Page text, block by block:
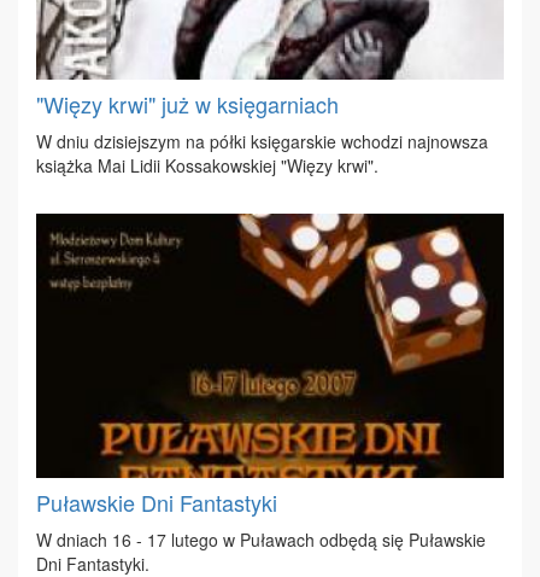
"Więzy krwi" już w księgarniach
W dniu dzi­siej­szym na pół­ki księ­gar­skie wcho­dzi naj­now­sza
książ­ka Mai Li­dii Kos­sa­kow­skiej "Wię­zy krwi".
Puławskie Dni Fantastyki
W dniach 16 - 17 lu­te­go w Pu­ła­wach od­bę­dą się Pu­ław­skie
Dni Fan­ta­sty­ki.